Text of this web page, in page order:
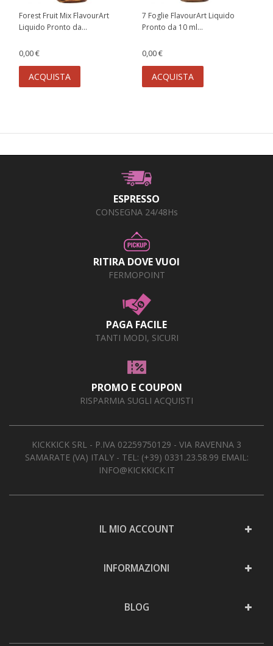
Forest Fruit Mix FlavourArt
Liquido Pronto da...
0,00 €
ACQUISTA
7 Foglie FlavourArt Liquido
Pronto da 10 ml...
0,00 €
ACQUISTA
ESPRESSO
CONSEGNA 24/48Hs
RITIRA DOVE VUOI
FERMOPOINT
PAGA FACILE
TANTI MODI, SICURI
PROMO E COUPON
RISPARMIA SUGLI ACQUISTI
KICKKICK SRL - P.IVA 02259750129 - VIA RAVENNA 3
SAMARATE (VA) ITALY - TEL: (+39) 0331.23.58.99 EMAIL:
INFO@KICKKICK.IT
IL MIO ACCOUNT
INFORMAZIONI
BLOG